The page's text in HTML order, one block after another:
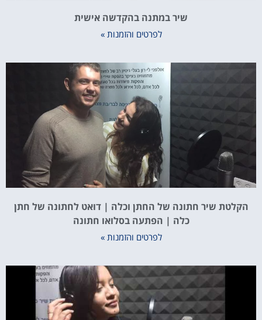
שיר במתנה בהקדשה אישית
לפרטים והזמנות »
הקלטת שיר חתונה של החתן וכלה | דואט לחתונה של חתן
כלה | הפתעה בסלואו חתונה
לפרטים והזמנות »